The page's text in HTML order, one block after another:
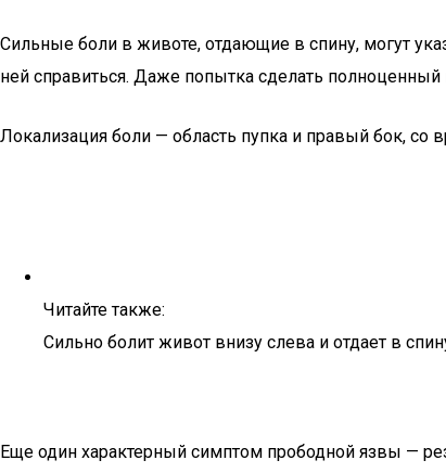
Сильные боли в животе, отдающие в спину, могут
ней справиться. Даже попытка сделать полноценный
Локализация боли — область пупка и правый бок, со
Читайте также:
Сильно болит живот внизу слева и отдает в
Еще один характерный симптом прободной язвы —